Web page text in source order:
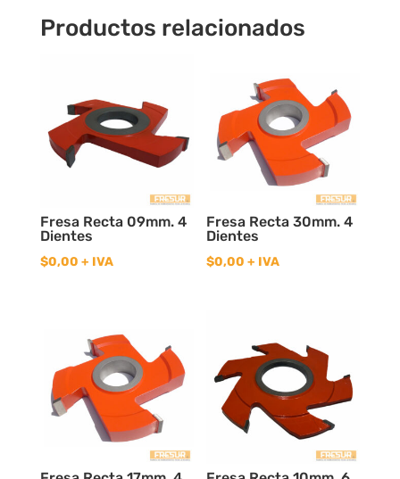
cantidad
Productos relacionados
Fresa Recta 09mm. 4
Dientes
$0,00 + IVA
Fresa Recta 30mm. 4
Dientes
$0,00 + IVA